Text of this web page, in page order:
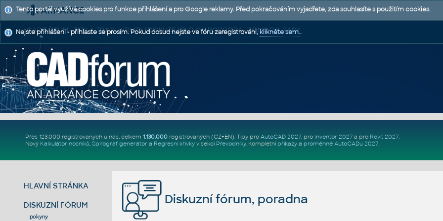
CAD FÓRUM - TIPY A TRIKY | UTILITY | DISKUZE | BLOKY | PODPORA | POMOC A RADY
Přes 123.000 registrovaných u nás, celkem 1.130.000registrovaných (CZ+EN). Tipy pro AutoCAD 2027, pro Inventor 2027a pro Revit 2027.
Nový Kalkulátor nosníků, Spirograf generátor a Regresní křivkyv sekci Převodníky. Kompletní příkazya proměnné AutoCADu 2027.
HLAVNÍ STRÁNKA
DISKUZNÍ FÓRUM
pokyny
Diskuzní fórum, poradna
Tento portál využívá cookies pro funkce přihlášení a pro Google reklamy. Před pokračováním vyjadřete, zda souhlasíte s použitím cookies.
Nejste přihlášeni - přihlaste se prosím. Pokud dosud nejste ve fóru zaregistrováni,klikněte sem..